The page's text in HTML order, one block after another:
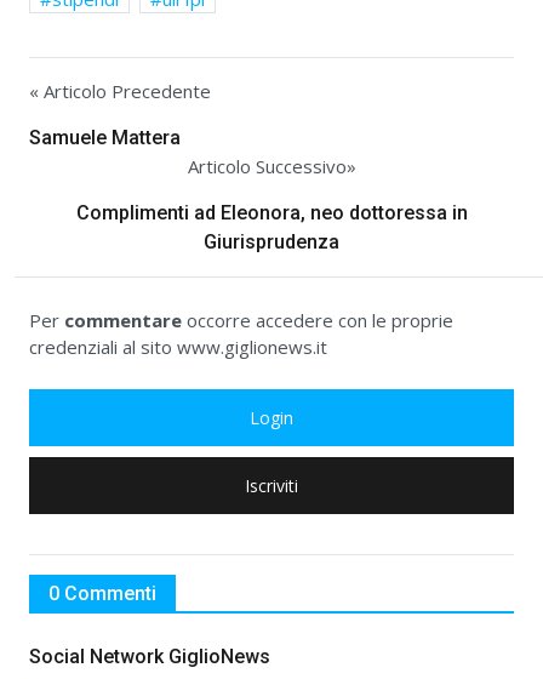
« Articolo Precedente
Samuele Mattera
Articolo Successivo»
Complimenti ad Eleonora, neo dottoressa in
Giurisprudenza
Per commentare occorre accedere con le proprie
credenziali al sito www.giglionews.it
Login
Iscriviti
0 Commenti
Social Network GiglioNews